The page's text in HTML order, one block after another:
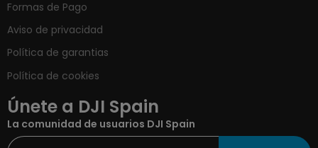
Formas de Pago
Aviso de privacidad
Política de garantias
Política de cookies
Únete a DJI Spain
La comunidad de usuarios DJI Spain